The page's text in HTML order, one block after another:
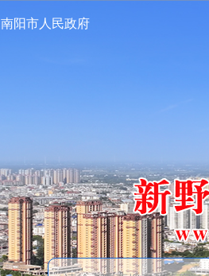
南阳市人民政府